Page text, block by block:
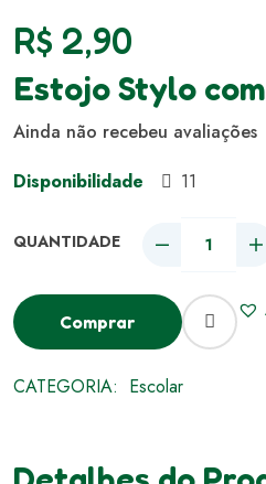
R$ 2,90
Estojo Stylo
Ainda não recebeu avaliações
Disponibilidade
11
Comprar
CATEGORIA: Escolar